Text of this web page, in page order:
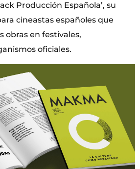
Producción Española’, su
cineastas españoles que
obras en festivales,
oficiales.